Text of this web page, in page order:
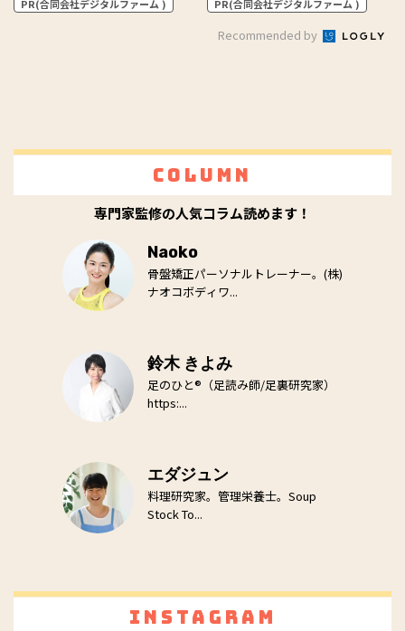
PR(合同会社デジタルファーム ) PR(合同会社デジタルファーム )
Recommended by
Column
専門家監修の人気コラム読めます！
Naoko
骨盤矯正パーソナルトレーナー。(株)
ナオコボディワ...
鈴木 きよみ
足のひと®（足読み師/足裏研究家）
https:...
エダジュン
料理研究家。管理栄養士。Soup
Stock To...
Instagram